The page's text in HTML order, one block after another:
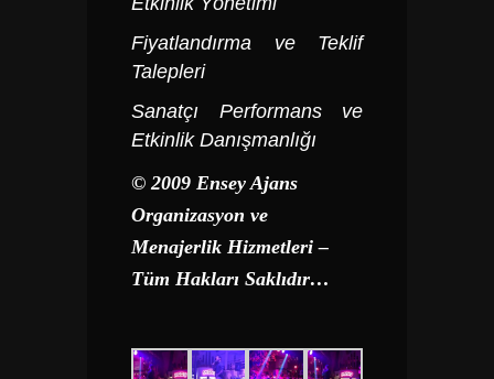
Fiyatlandırma ve Teklif
Talepleri
Sanatçı Performans ve
Etkinlik Danışmanlığı
© 2009 Ensey Ajans
Organizasyon ve
Menajerlik Hizmetleri –
Tüm Hakları Saklıdır…